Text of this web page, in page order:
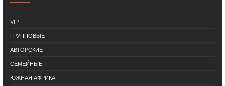
VIP
ГРУППОВЫЕ
АВТОРСКИЕ
СЕМЕЙНЫЕ
ЮЖНАЯ АФРИКА